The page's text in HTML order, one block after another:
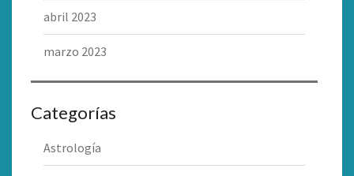
abril 2023
marzo 2023
Categorías
Astrología